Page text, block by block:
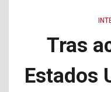
Tras
Estados